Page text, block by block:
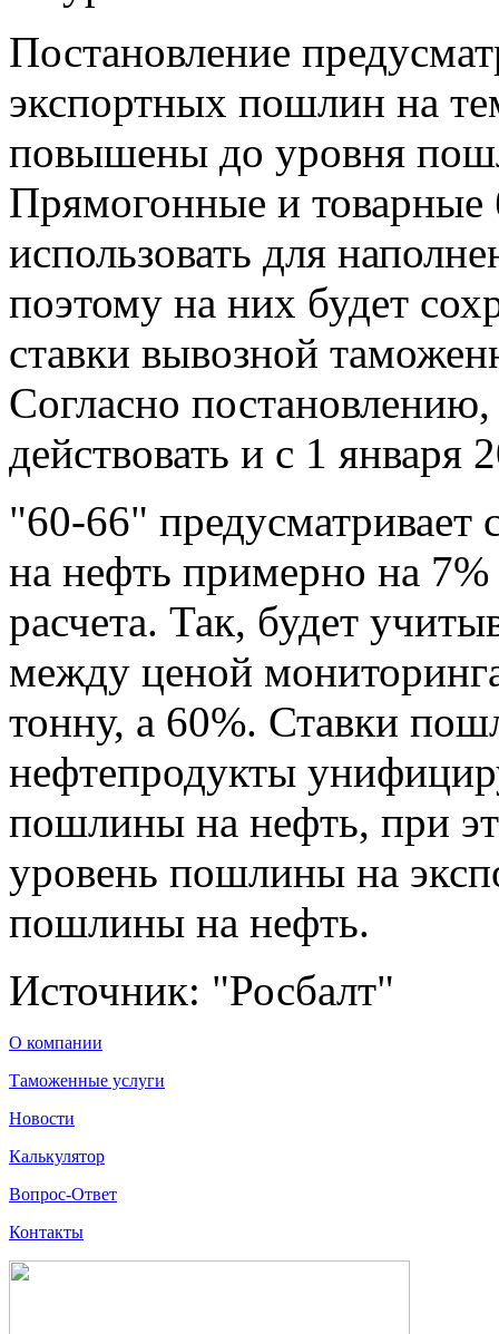
Постановление
экспортных пошлин на
повышены до уровня
Прямогонные и товарные
использовать для
поэтому на них будет
ставки вывозной
Согласно постановлению,
действовать и с 1 января
"60-66"
на нефть примерно на
расчета. Так, будет
между ценой
тонну, а 60%. Ставки
нефтепродукты
пошлины на нефть, при
уровень пошлины на
пошлины на нефть.
Источник: "Росбалт"
О компании
Таможенные услуги
Новости
Калькулятор
Вопрос-Ответ
Контакты